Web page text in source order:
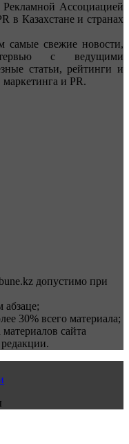
Рекламной Ассоциацией
в Казахстане и странах
самые свежие новости,
с ведущими
статьи, рейтинги и
и PR.
допустимо при
30% всего материала;
сайта